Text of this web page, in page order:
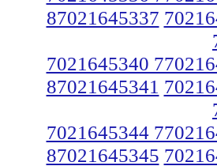
87021645337
7021645340
87021645341
7021645344
87021645345